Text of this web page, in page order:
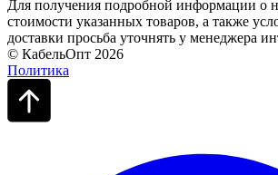
Для получения подробной информации о
стоимости указанных товаров, а также
доставки просьба уточнять у менеджера
© КабельОпт 2026
Политика